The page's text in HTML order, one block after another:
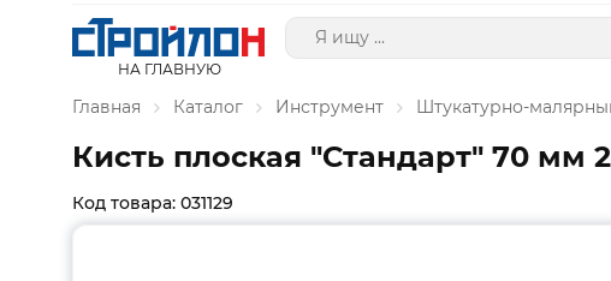
НА ГЛАВНУЮ
Главная Каталог Инструмент Штукатурно-
Кисть плоская "Стандарт" 70 мм
Код товара: 031129